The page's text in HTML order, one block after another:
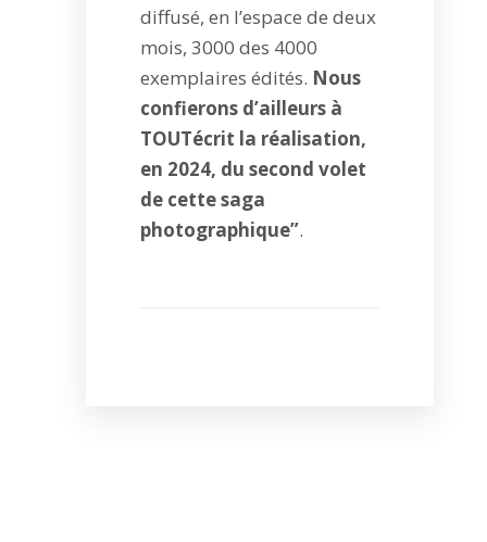
diffusé, en l’espace de deux
mois, 3000 des 4000
exemplaires édités. Nous
confierons d’ailleurs à
TOUTécrit la réalisation,
en 2024, du second volet
de cette saga
photographique”.